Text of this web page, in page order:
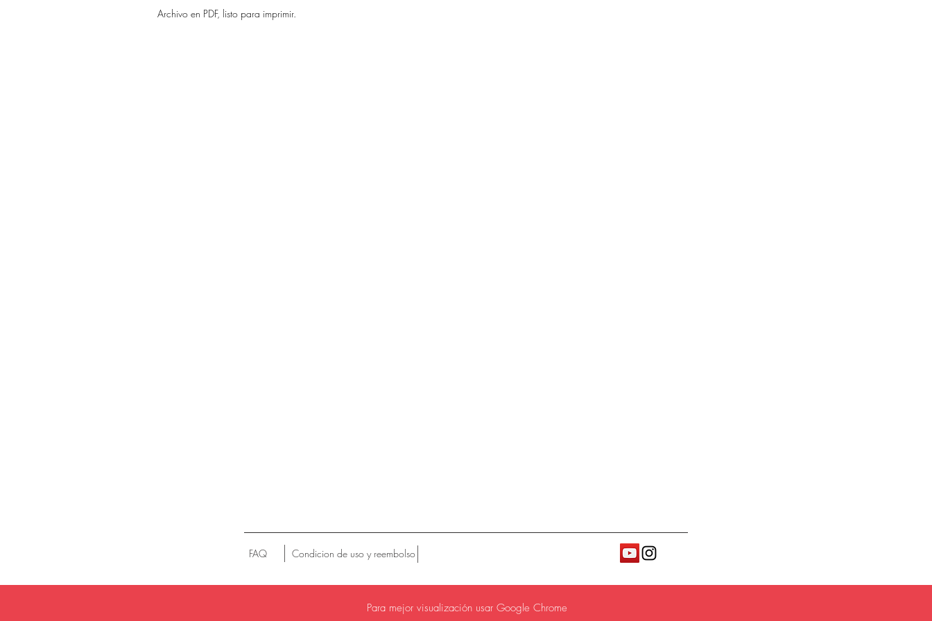
Archivo en PDF, listo para imprimir.
FAQ Condicion de uso y reembolso
Para mejor visualización usar Google Chrome